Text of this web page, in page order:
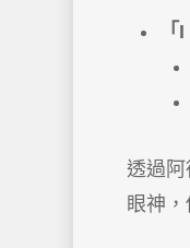
透過
眼神，